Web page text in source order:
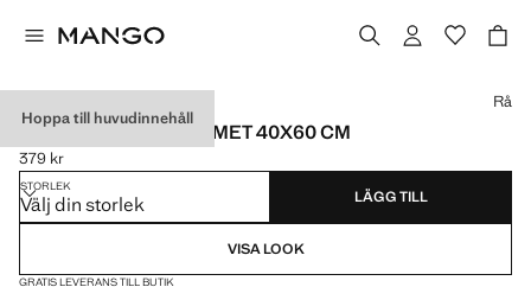
Hoppa till huvudinnehåll
KUDDFODRAL I SAMMET 40X60 CM
Gällande pris [379 kr ]
379 kr
Välj en färg
Rå
STORLEK
Välj din storlek LÄGG TILL
VISA LOOK
GRATIS LEVERANS TILL BUTIK